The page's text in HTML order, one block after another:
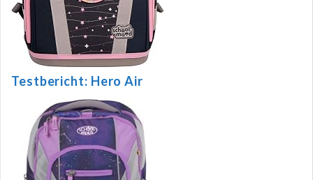
Testbericht: Hero Air